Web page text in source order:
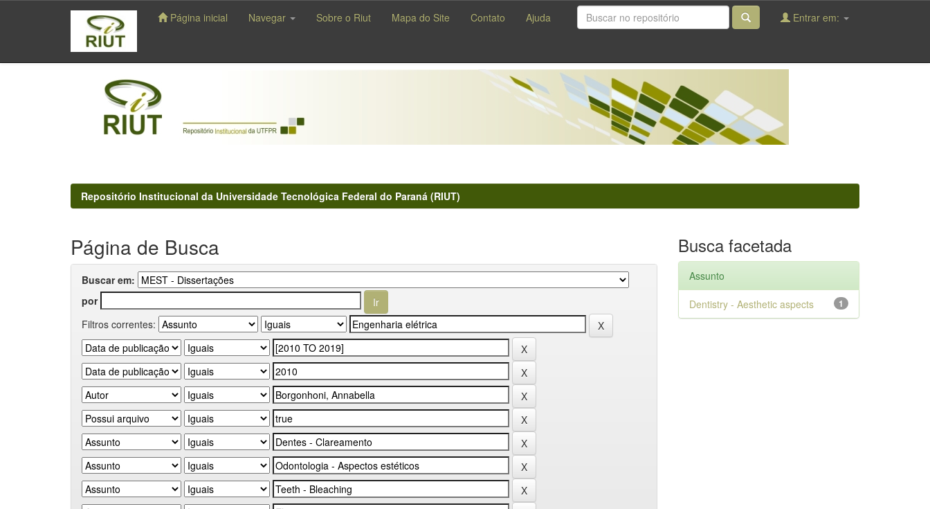
navigation
Página inicial Navegar Sobre o Riut Mapa do Site Contato Ajuda Entrar em:
Repositório Institucional da Universidade Tecnológica Federal do Paraná (RIUT)
Página de Busca
Buscar em:
por
Filtros correntes:
Busca facetada
Assunto
1
Dentistry - Aesthetic aspects